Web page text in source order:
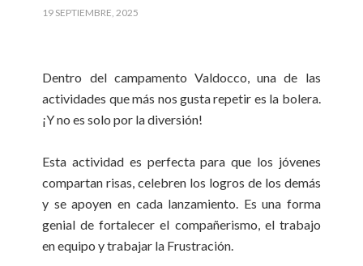
19 SEPTIEMBRE, 2025
Dentro del campamento Valdocco, una de las
actividades que más nos gusta repetir es la bolera.
¡Y no es solo por la diversión!
Esta actividad es perfecta para que los jóvenes
compartan risas, celebren los logros de los demás
y se apoyen en cada lanzamiento. Es una forma
genial de fortalecer el compañerismo, el trabajo
en equipo y trabajar la Frustración.